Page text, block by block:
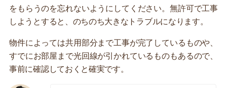
をもらうのを忘れないようにしてください。無許可で工事
しようとすると、のちのち大きなトラブルになります。
物件によっては共用部分まで工事が完了しているものや、
すでにお部屋まで光回線が引かれているものもあるので、
事前に確認しておくと確実です。